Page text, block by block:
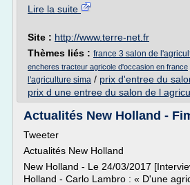
Lire la suite
Site : http://www.terre-net.fr
Thèmes liés : france 3 salon de
encheres tracteur agricole d'occasion en france
l'agriculture sima / prix d'entree du
prix d une entree du salon de l
Actualités New Holland -
Tweeter
Actualités New Holland
New Holland - Le 24/03/2017
Holland - Carlo Lambro : « D'une